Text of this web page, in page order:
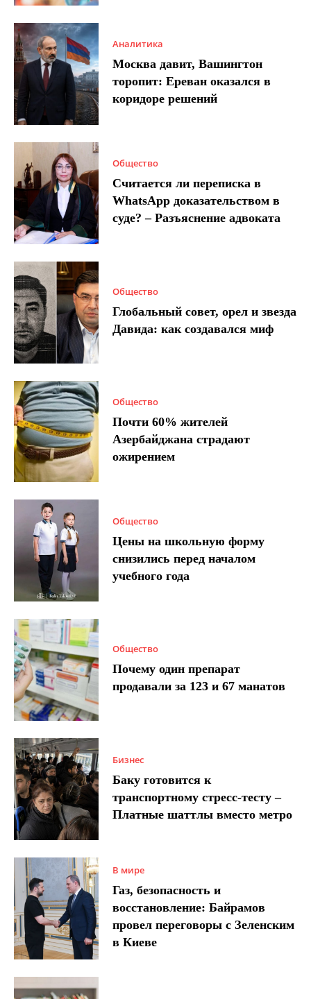
Аналитика
Москва давит, Вашингтон
торопит: Ереван оказался в
коридоре решений
Общество
Считается ли переписка в
WhatsApp доказательством в
суде? – Разъяснение адвоката
Общество
Глобальный совет, орел и звезда
Давида: как создавался миф
Общество
Почти 60% жителей
Азербайджана страдают
ожирением
Общество
Цены на школьную форму
снизились перед началом
учебного года
Общество
Почему один препарат
продавали за 123 и 67 манатов
Бизнес
Баку готовится к
транспортному стресс-тесту –
Платные шаттлы вместо метро
В мире
Газ, безопасность и
восстановление: Байрамов
провел переговоры с Зеленским
в Киеве